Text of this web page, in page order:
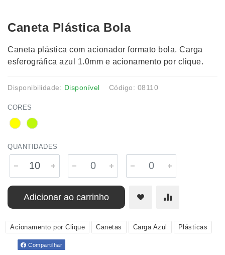
Caneta Plástica Bola
Caneta plástica com acionador formato bola. Carga
esferográfica azul 1.0mm e acionamento por clique.
Disponibilidade: Disponível Código: 08110
CORES
QUANTIDADES
Adicionar ao carrinho
Acionamento por Clique Canetas Carga Azul Plásticas
Compartilhar